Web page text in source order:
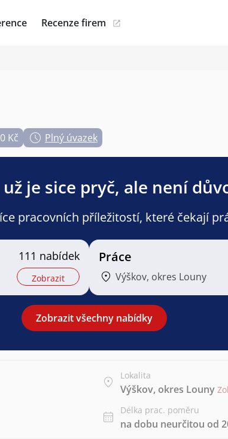
Recenze firem
Kč Plný úvazek
je sice pryč, ale není
pracovních příležitostí, které čekají
111 nabídek
Zobrazit
Práce
Výškov, okres Louny
Zobrazit všechny nabídky
Lokalita
Výškov, okres Louny
Délka prac. poměru
na dobu neurčitou od